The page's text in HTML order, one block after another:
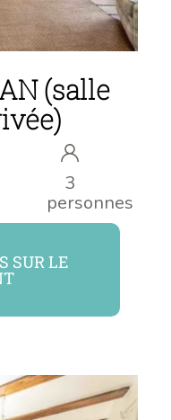
(salle
3
personnes
SUR LE